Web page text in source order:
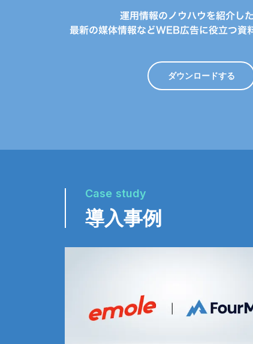
運用情報のノウハウを紹介した
最新の媒体情報などWEB広告に役立つ資
ダウンロードする
Case study
導入事例